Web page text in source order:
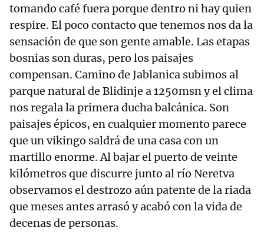
tomando café fuera porque dentro ni hay quien
respire. El poco contacto que tenemos nos da la
sensación de que son gente amable. Las etapas
bosnias son duras, pero los paisajes
compensan. Camino de Jablanica subimos al
parque natural de Blidinje a 1250msn y el clima
nos regala la primera ducha balcánica. Son
paisajes épicos, en cualquier momento parece
que un vikingo saldrá de una casa con un
martillo enorme. Al bajar el puerto de veinte
kilómetros que discurre junto al río Neretva
observamos el destrozo aún patente de la riada
que meses antes arrasó y acabó con la vida de
decenas de personas.